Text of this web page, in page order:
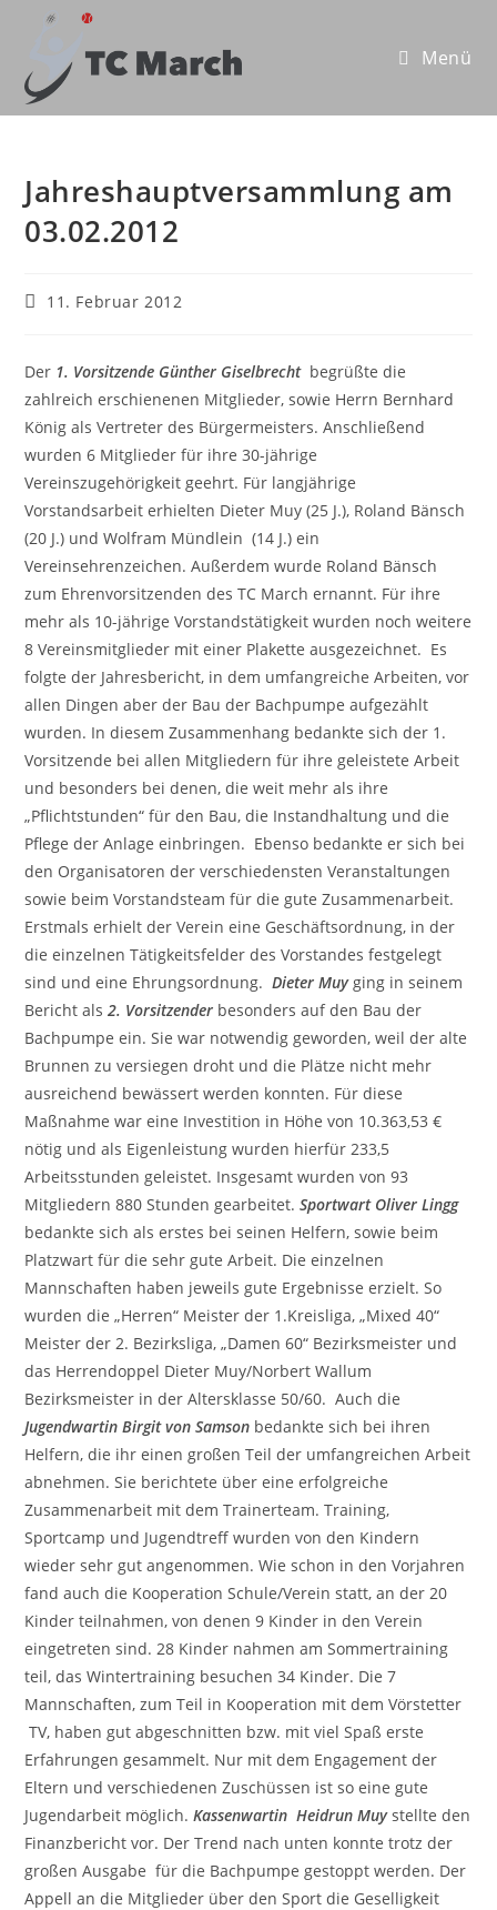
springen
Menü
Jahreshauptversammlung am
03.02.2012
Beitrag
11. Februar 2012
Der 1. Vorsitzende Günther Giselbrecht begrüßte die
zahlreich erschienenen Mitglieder, sowie Herrn Bernhard
König als Vertreter des Bürgermeisters. Anschließend
wurden 6 Mitglieder für ihre 30-jährige
Vereinszugehörigkeit geehrt. Für langjährige
Vorstandsarbeit erhielten Dieter Muy (25 J.), Roland Bänsch
(20 J.) und Wolfram Mündlein (14 J.) ein
Vereinsehrenzeichen. Außerdem wurde Roland Bänsch
zum Ehrenvorsitzenden des TC March ernannt. Für ihre
mehr als 10-jährige Vorstandstätigkeit wurden noch weitere
8 Vereinsmitglieder mit einer Plakette ausgezeichnet. Es
folgte der Jahresbericht, in dem umfangreiche Arbeiten, vor
allen Dingen aber der Bau der Bachpumpe aufgezählt
wurden. In diesem Zusammenhang bedankte sich der 1.
Vorsitzende bei allen Mitgliedern für ihre geleistete Arbeit
und besonders bei denen, die weit mehr als ihre
„Pflichtstunden“ für den Bau, die Instandhaltung und die
Pflege der Anlage einbringen. Ebenso bedankte er sich bei
den Organisatoren der verschiedensten Veranstaltungen
sowie beim Vorstandsteam für die gute Zusammenarbeit.
Erstmals erhielt der Verein eine Geschäftsordnung, in der
die einzelnen Tätigkeitsfelder des Vorstandes festgelegt
sind und eine Ehrungsordnung.Dieter Muyging in seinem
Bericht als2. Vorsitzender besonders auf den Bau der
Bachpumpe ein. Sie war notwendig geworden, weil der alte
Brunnen zu versiegen droht und die Plätze nicht mehr
ausreichend bewässert werden konnten. Für diese
Maßnahme war eine Investition in Höhe von 10.363,53 €
nötig und als Eigenleistung wurden hierfür 233,5
Arbeitsstunden geleistet. Insgesamt wurden von 93
Mitgliedern 880 Stunden gearbeitet.Sportwart Oliver Lingg
bedankte sich als erstes bei seinen Helfern, sowie beim
Platzwart für die sehr gute Arbeit. Die einzelnen
Mannschaften haben jeweils gute Ergebnisse erzielt. So
wurden die „Herren“ Meister der 1.Kreisliga, „Mixed 40“
Meister der 2. Bezirksliga, „Damen 60“ Bezirksmeister und
das Herrendoppel Dieter Muy/Norbert Wallum
Bezirksmeister in der Altersklasse 50/60. Auch die
Jugendwartin Birgit von Samson bedankte sich bei ihren
Helfern, die ihr einen großen Teil der umfangreichen Arbeit
abnehmen. Sie berichtete über eine erfolgreiche
Zusammenarbeit mit dem Trainerteam. Training,
Sportcamp und Jugendtreff wurden von den Kindern
wieder sehr gut angenommen. Wie schon in den Vorjahren
fand auch die Kooperation Schule/Verein statt, an der 20
Kinder teilnahmen, von denen 9 Kinder in den Verein
eingetreten sind. 28 Kinder nahmen am Sommertraining
teil, das Wintertraining besuchen 34 Kinder. Die 7
Mannschaften, zum Teil in Kooperation mit dem Vörstetter
TV, haben gut abgeschnitten bzw. mit viel Spaß erste
Erfahrungen gesammelt. Nur mit dem Engagement der
Eltern und verschiedenen Zuschüssen ist so eine gute
Jugendarbeit möglich.Kassenwartin Heidrun Muystellte den
Finanzbericht vor. Der Trend nach unten konnte trotz der
großen Ausgabe für die Bachpumpe gestoppt werden. Der
Appell an die Mitglieder über den Sport die Geselligkeit